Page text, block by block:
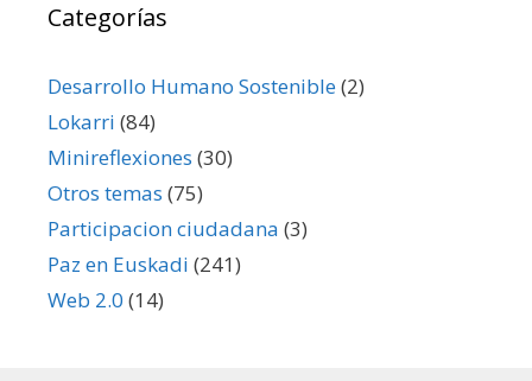
Categorías
Desarrollo Humano Sostenible(2)
Lokarri (84)
Minireflexiones (30)
Otros temas (75)
Participacion ciudadana (3)
Paz en Euskadi (241)
Web 2.0 (14)